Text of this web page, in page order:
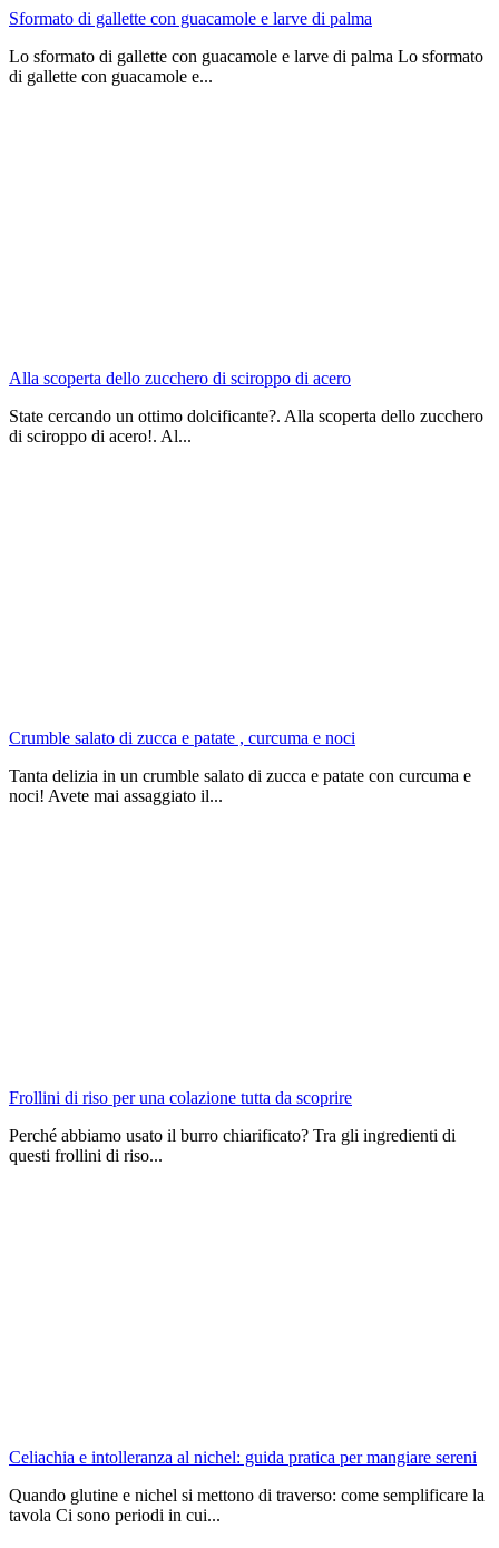
Sformato di gallette con guacamole e larve di palma
Lo sformato di gallette con guacamole e larve di palma Lo sformato
di gallette con guacamole e...
Alla scoperta dello zucchero di sciroppo di acero
State cercando un ottimo dolcificante?. Alla scoperta dello zucchero
di sciroppo di acero!. Al...
Crumble salato di zucca e patate , curcuma e noci
Tanta delizia in un crumble salato di zucca e patate con curcuma e
noci! Avete mai assaggiato il...
Frollini di riso per una colazione tutta da scoprire
Perché abbiamo usato il burro chiarificato? Tra gli ingredienti di
questi frollini di riso...
Celiachia e intolleranza al nichel: guida pratica per mangiare sereni
Quando glutine e nichel si mettono di traverso: come semplificare la
tavola Ci sono periodi in cui...